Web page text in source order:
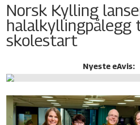
Norsk Kylling
halalkylling­pålegg
skolestart
Nyeste eAvis: